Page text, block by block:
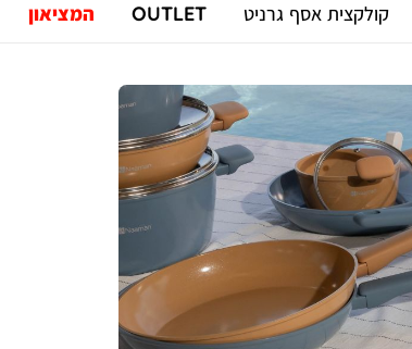
קולקצית אסף גרניט OUTLET המציאון